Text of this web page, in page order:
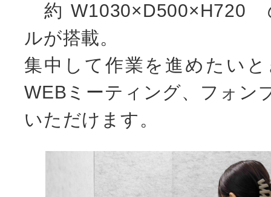
約 W1030×D500×H720
ルが搭載。
集中して作業を進めたい
WEBミーティング、フォン
いただけます。